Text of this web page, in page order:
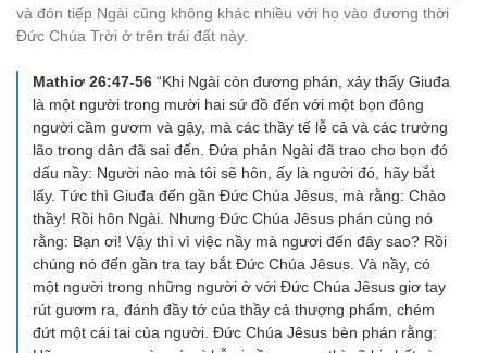
và đón tiếp Ngài cũng không khác nhiều với họ vào đương thời
Đức Chúa Trời ở trên trái đất này.
Mathiơ 26:47-56 “Khi Ngài còn đương phán, xảy thấy Giuđa
là một người trong mười hai sứ đồ đến với một bọn đông
người cầm gươm và gậy, mà các thầy tế lễ cả và các trưởng
lão trong dân đã sai đến. Đứa phản Ngài đã trao cho bọn đó
dấu nầy: Người nào mà tôi sẽ hôn, ấy là người đó, hãy bắt
lấy. Tức thì Giuđa đến gần Đức Chúa Jêsus, mà rằng: Chào
thầy! Rồi hôn Ngài. Nhưng Đức Chúa Jêsus phán cùng nó
rằng: Bạn ơi! Vậy thì vì việc nầy mà ngươi đến đây sao? Rồi
chúng nó đến gần tra tay bắt Đức Chúa Jêsus. Và nầy, có
một người trong những người ở với Đức Chúa Jêsus giơ tay
rút gươm ra, đánh đầy tớ của thầy cả thượng phẩm, chém
đứt một cái tai của người. Đức Chúa Jêsus bèn phán rằng: